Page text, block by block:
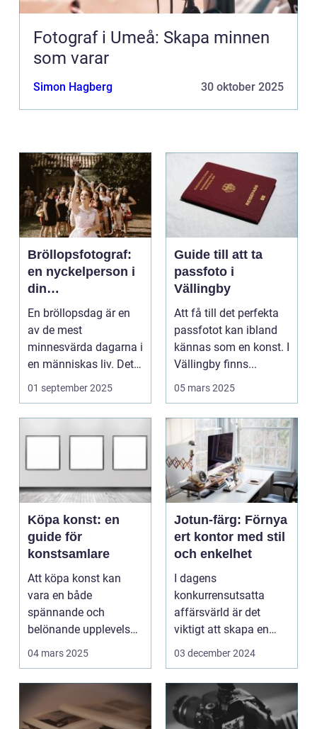
Fotograf i Umeå: Skapa minnen
som varar
Simon Hagberg 30 oktober 2025
Bröllopsfotograf:
en nyckelperson i
din
bröllopsberättelse
En bröllopsdag är en
av de mest
minnesvärda dagarna i
en människas liv. Det
&aum...
01 september 2025
Guide till att ta
passfoto i
Vällingby
Att få till det perfekta
passfotot kan ibland
kännas som en konst. I
Vällingby finns...
05 mars 2025
Köpa konst: en
guide för
konstsamlare
Att köpa konst kan
vara en både
spännande och
belönande upplevelse.
Det handlar...
04 mars 2025
Jotun-färg: Förnya
ert kontor med stil
och enkelhet
I dagens
konkurrensutsatta
affärsvärld är det
viktigt att skapa en
arbetsmiljö s...
03 december 2024